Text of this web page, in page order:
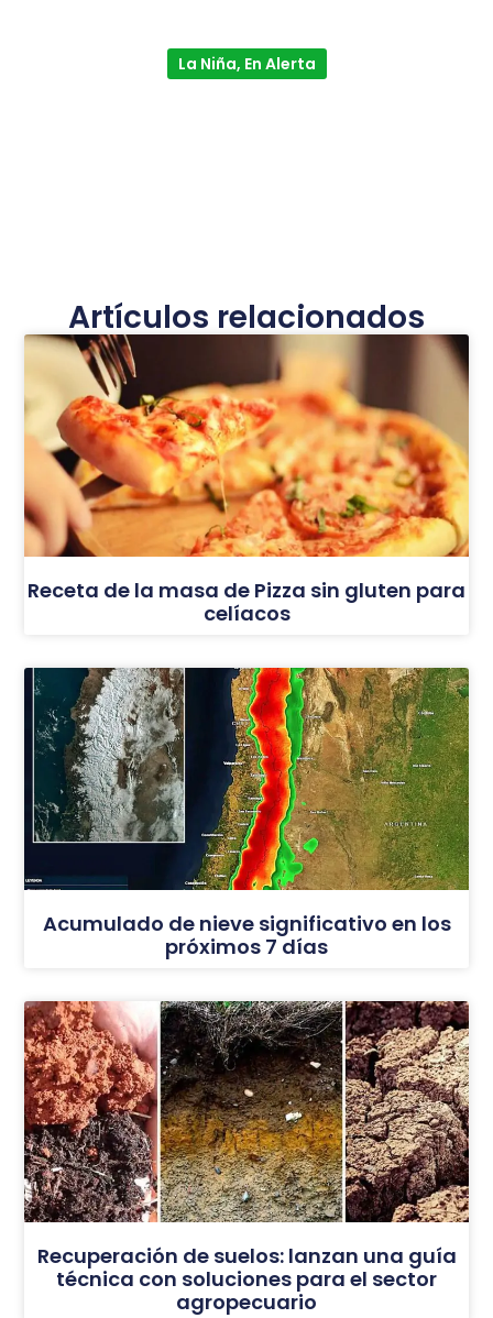
La Niña, En Alerta
Artículos relacionados
Receta de la masa de Pizza sin gluten para
celíacos
Acumulado de nieve significativo en los
próximos 7 días
Recuperación de suelos: lanzan una guía
técnica con soluciones para el sector
agropecuario